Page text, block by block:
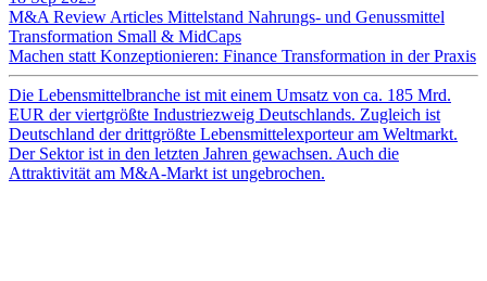
M&A Review Articles Mittelstand Nahrungs- und Genussmittel
Transformation Small & MidCaps
Machen statt Konzeptionieren: Finance Transformation in der Praxis
Die Lebensmittelbranche ist mit einem Umsatz von ca. 185 Mrd.
EUR der viertgrößte Industriezweig Deutschlands. Zugleich ist
Deutschland der drittgrößte Lebensmittelexporteur am Weltmarkt.
Der Sektor ist in den letzten Jahren gewachsen. Auch die
Attraktivität am M&A-Markt ist ungebrochen.